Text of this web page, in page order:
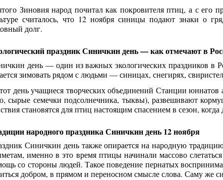
Зиновия народ почитал как покровителя птиц, а с его
считалось, что 12 ноября синицы подают знаки о
долг.
праздник Синичкин день — как отмечают в
день — один из важных экологических праздников в
зимовать рядом с людьми — синицах, снегирях,
день учащиеся творческих объединений Станции
сырые семечки подсолнечника, тыквы), развешивают
становятся для птиц настоящим спасением в сезон,
народного праздника Синичкин день 12 ноября
Синичкин день также опирается на народную
именно в это время птицы начинали массово
со стороны людей. Такое поведение пернатых
добром, в прямом и переносном смысле слова. Саму же